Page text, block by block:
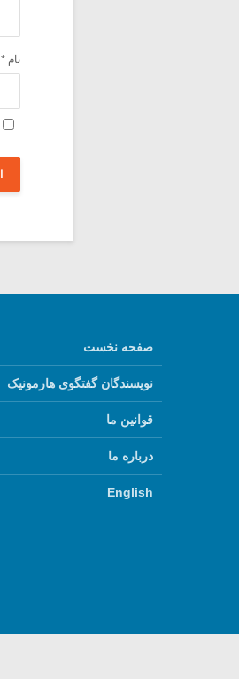
نام *
صفحه نخست
نویسندگان گفتگوی هارمونیک
قوانین ما
درباره ما
English